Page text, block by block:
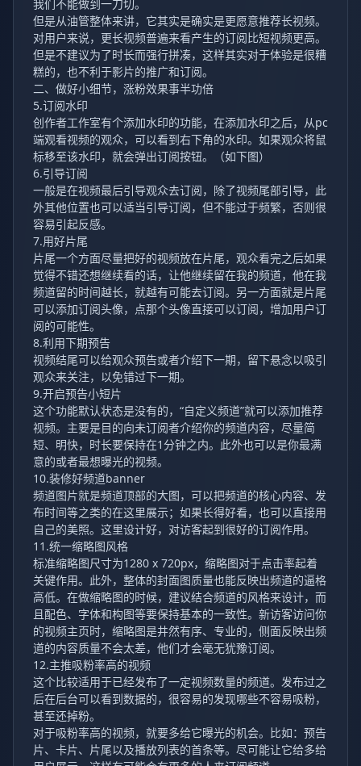
我们不能做到一刀切。
但是从油管整体来讲，它其实是确实是更愿意推荐长视频。
对用户来说，更长视频普遍来看产生的订阅比短视频更高。
但是不建议为了时长而强行拼凑，这样其实对于体验是很糟
糕的，也不利于影片的推广和订阅。
二、做好小细节，涨粉效果事半功倍
5.订阅水印
创作者工作室有个添加水印的功能，在添加水印之后，从pc
端观看视频的观众，可以看到右下角的水印。如果观众将鼠
标移至该水印，就会弹出订阅按钮。（如下图）
6.引导订阅
一般是在视频最后引导观众去订阅，除了视频尾部引导，此
外其他位置也可以适当引导订阅，但不能过于频繁，否则很
容易引起反感。
7.用好片尾
片尾一个方面尽量把好的视频放在片尾，观众看完之后如果
觉得不错还想继续看的话，让他继续留在我的频道，他在我
频道留的时间越长，就越有可能去订阅。另一方面就是片尾
可以添加订阅头像，点那个头像直接可以订阅，增加用户订
阅的可能性。
8.利用下期预告
视频结尾可以给观众预告或者介绍下一期，留下悬念以吸引
观众来关注，以免错过下一期。
9.开启预告小短片
这个功能默认状态是没有的，“自定义频道”就可以添加推荐
视频。主要是目的向未订阅者介绍你的频道内容，尽量简
短、明快，时长要保持在1分钟之内。此外也可以是你最满
意的或者最想曝光的视频。
10.装修好频道banner
频道图片就是频道顶部的大图，可以把频道的核心内容、发
布时间等之类的在这里展示；如果长得好看，也可以直接用
自己的美照。这里设计好，对访客起到很好的订阅作用。
11.统一缩略图风格
标准缩略图尺寸为1280 x 720px，缩略图对于点击率起着
关键作用。此外，整体的封面图质量也能反映出频道的逼格
高低。在做缩略图的时候，建议结合频道的风格来设计，而
且配色、字体和构图等要保持基本的一致性。新访客访问你
的视频主页时，缩略图是井然有序、专业的，侧面反映出频
道的内容质量不会太差，他们才会毫无犹豫订阅。
12.主推吸粉率高的视频
这个比较适用于已经发布了一定视频数量的频道。发布过之
后在后台可以看到数据的，很容易的发现哪些不容易吸粉，
甚至还掉粉。
对于吸粉率高的视频，就要多给它曝光的机会。比如：预告
片、卡片、片尾以及播放列表的首条等。尽可能让它给多给